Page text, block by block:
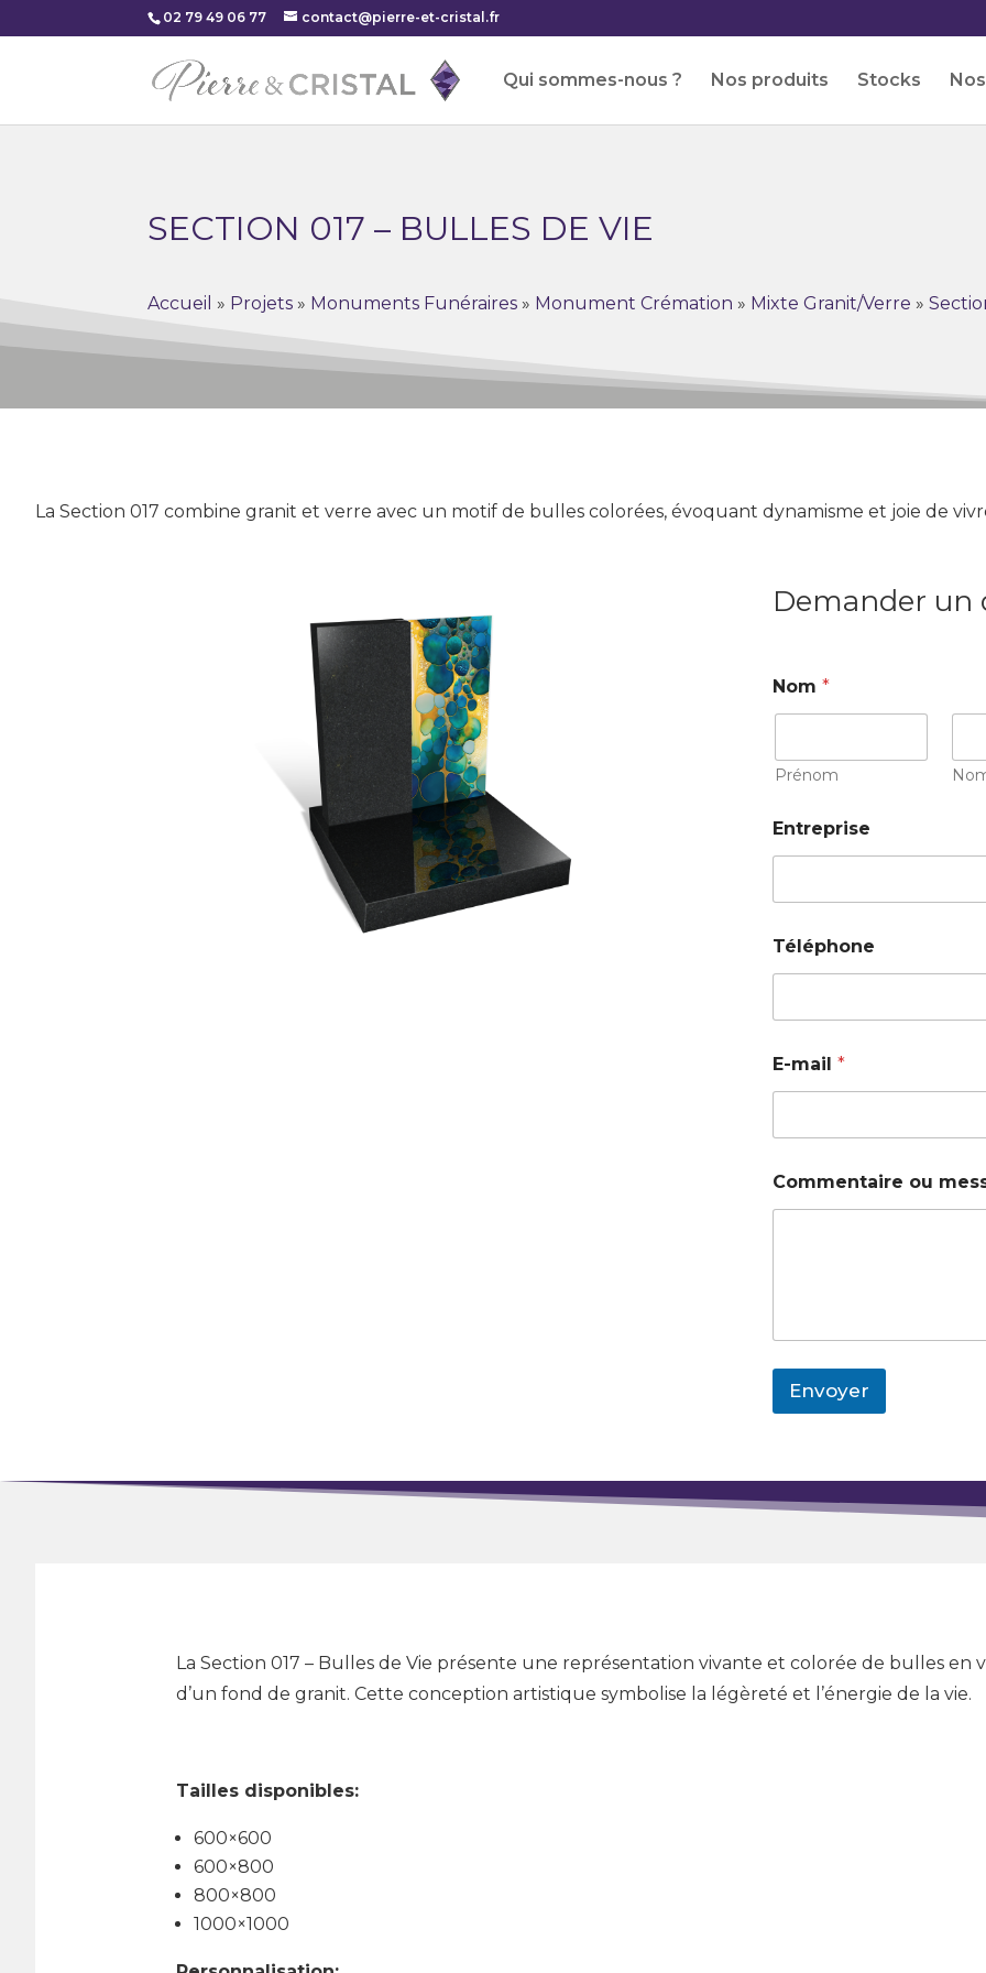
02 79 49 06 77 contact@pierre-et-cristal.fr
Qui sommes-nous ? Nos produits Stocks
SECTION 017 – BULLES DE VIE
Accueil » Projets » Monuments Funéraires » Monument Crémation » Mixte Granit/Verre »
La Section 017 combine granit et verre avec un motif de bulles colorées, évoquant dynamisme et joie de
Demander un
Nom *
Prénom
Entreprise
Téléphone
E-mail *
Commentaire ou
Envoyer
La Section 017 – Bulles de Vie présente une représentation vivante et colorée de bulles
d’un fond de granit. Cette conception artistique symbolise la légèreté et l’énergie de la vie.
Tailles disponibles:
600×600
600×800
800×800
1000×1000